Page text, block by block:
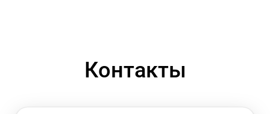
Контакты